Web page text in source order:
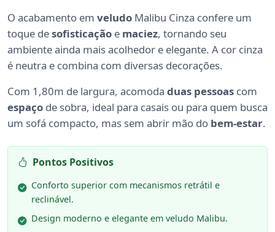
O acabamento em veludo Malibu Cinza confere um
toque desofisticação e maciez, tornando seu
ambiente ainda mais acolhedor e elegante. A cor cinza
é neutra e combina com diversas decorações.
Com 1,80m de largura, acomoda duas pessoas com
espaço de sobra, ideal para casais ou para quem busca
um sofá compacto, mas sem abrir mão do bem-estar.
Pontos Positivos
Conforto superior com mecanismos retrátil e
reclinável.
Design moderno e elegante em veludo Malibu.